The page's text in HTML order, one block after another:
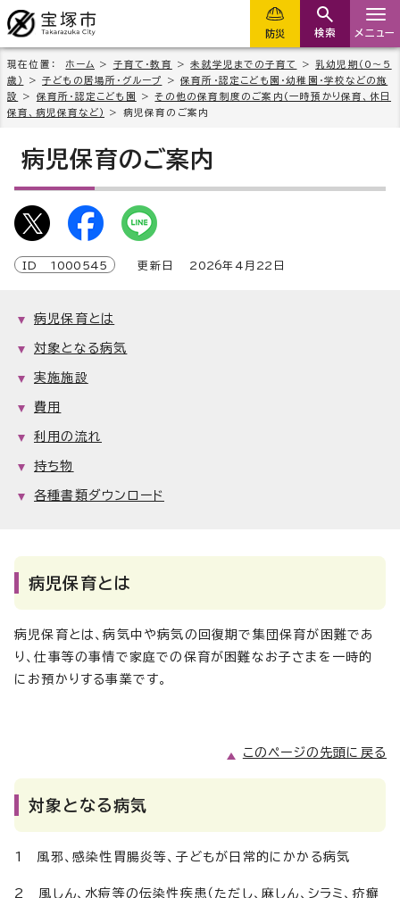
防災 検索 メニュー
現在位置： ホーム > 子育て・教育 >未就学児までの子育て >乳幼児期（0～5
歳）
>子どもの居場所・グループ >保育所・認定こども園・幼稚園・学校などの施
設
> 保育所・認定こども園 >その他の保育制度のご案内(一時預かり保育、休日
保育、病児保育など)
> 病児保育のご案内
病児保育のご案内
ID 1000545 更新日 2026年4月 22 日
病児保育とは
対象となる病気
実施施設
費用
利用の流れ
持ち物
各種書類ダウンロード
病児保育とは
病児保育とは、病気中や病気の回復期で集団保育が困難であ
り、仕事等の事情で家庭での保育が困難なお子さまを一時的
にお預かりする事業です。
このページの先頭に戻る
対象となる病気
1 風邪、感染性胃腸炎等、子どもが日常的にかかる病気
2 風しん、水痘等の伝染性疾患（ただし、麻しん、シラミ、疥癬